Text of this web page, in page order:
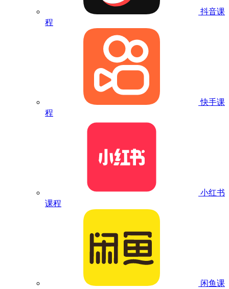
抖音课
程
快手课
程
小红书
课程
闲鱼课